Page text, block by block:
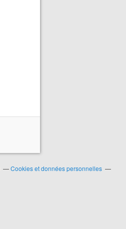
Cookies et données personnelles